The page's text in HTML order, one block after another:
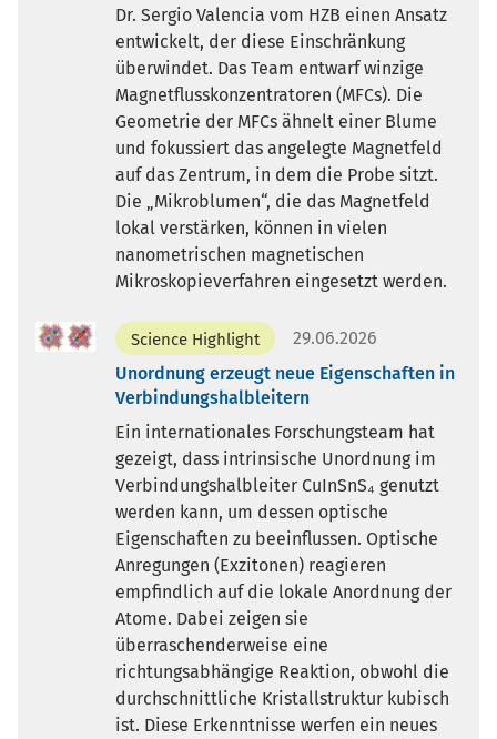
Dr. Sergio Valencia vom HZB einen Ansatz
entwickelt, der diese Einschränkung
überwindet. Das Team entwarf winzige
Magnetflusskonzentratoren (MFCs). Die
Geometrie der MFCs ähnelt einer Blume
und fokussiert das angelegte Magnetfeld
auf das Zentrum, in dem die Probe sitzt.
Die „Mikroblumen“, die das Magnetfeld
lokal verstärken, können in vielen
nanometrischen magnetischen
Mikroskopieverfahren eingesetzt werden.
Science Highlight
29.06.2026
Unordnung erzeugt neue Eigenschaften in
Verbindungshalbleitern
Ein internationales Forschungsteam hat
gezeigt, dass intrinsische Unordnung im
Verbindungshalbleiter CuInSnS₄ genutzt
werden kann, um dessen optische
Eigenschaften zu beeinflussen. Optische
Anregungen (Exzitonen) reagieren
empfindlich auf die lokale Anordnung der
Atome. Dabei zeigen sie
überraschenderweise eine
richtungsabhängige Reaktion, obwohl die
durchschnittliche Kristallstruktur kubisch
ist. Diese Erkenntnisse werfen ein neues